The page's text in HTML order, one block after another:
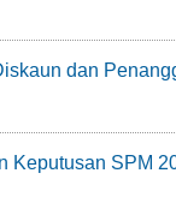
dan
Keputusan SPM